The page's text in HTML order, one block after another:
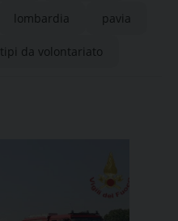
lombardia pavia
tipi da volontariato